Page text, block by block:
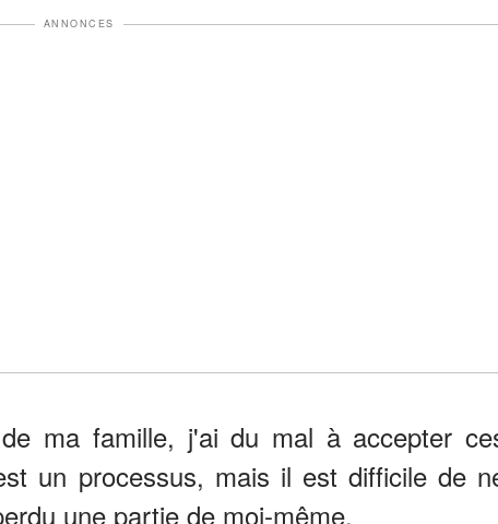
ANNONCES
ma famille, j'ai du mal à accepter
un processus, mais il est difficile de
une partie de moi-même.